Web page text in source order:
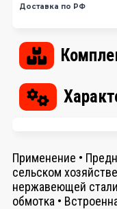
Доставка по РФ
Применение •
сельском
нержавеющей
обмотка •